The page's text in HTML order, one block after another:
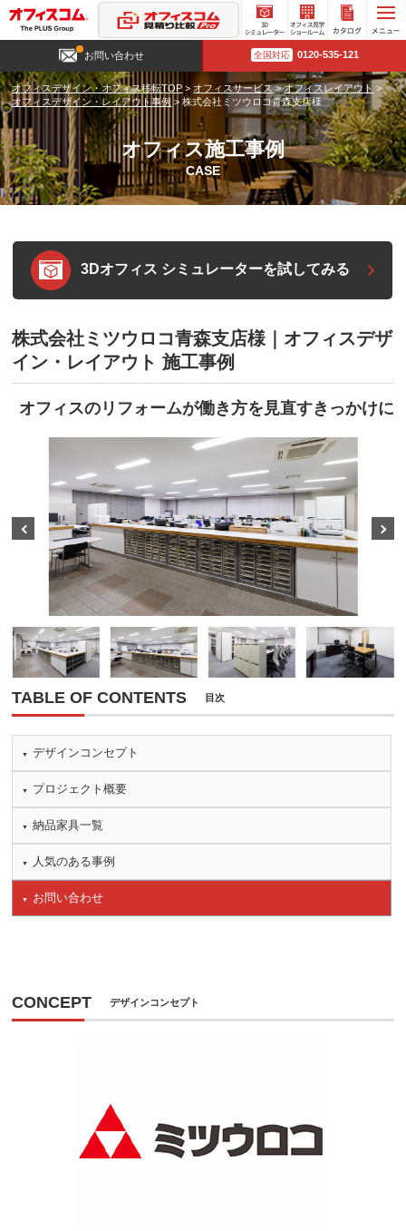
3D
シミュ
レータ
ー
オフィ
ス見学
ショー
ルーム
お問い合わせ 全国対応 0120-535-121
オフィスデザイン・オフィス移転TOP > オフィスサービス>オフィスレイアウト >
オフィスデザイン・レイアウト事例 >株式会社ミツウロコ青森支店様
オフィス施工事例
CASE
3Dオフィス シミュレーターを試してみる
株式会社ミツウロコ青森支店様｜オフィスデザ
イン・レイアウト 施工事例
オフィスのリフォームが働き方を見直すきっかけに
TABLE OF CONTENTS 目次
デザインコンセプト
プロジェクト概要
納品家具一覧
人気のある事例
お問い合わせ
CONCEPT デザインコンセプト